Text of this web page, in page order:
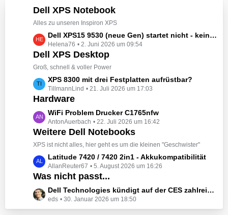
Dell XPS Notebook
Alles zu unseren Inspiron XPS
L
e
t
z
e
B
i
r
ä
g
e
Dell XPS15 9530 (neue Gen) startet nicht - kein booten, kein Licht - nichts tut sich - hat jemand eine Idee wie man ihn zum Leben erwecken könnte?
Helena76 2. Juni 2026 um 09:54
Dell XPS Desktop
Groß, schnell & voller Power
L
e
t
z
t
e
B
i
r
ä
g
XPS 8300 mit drei Festplatten aufrüstbar?
TillmannLind 21. Juli 2026 um 17:03
Hardware
L
e
t
z
e
B
i
WiFi Problem Drucker C1765nfw
AntonAuerbach 22. Juli 2026 um 16:42
Weitere Dell Notebooks
XPS ist nicht alles, hier geht es um die kleinen "Geschwister"
L
e
t
z
t
e
Latitude 7420 / 7420 2in1 - Akkukompatibilität
AllanReuter67 5. August 2026 um 16:26
Was nicht passt...
L
e
t
Dell Technologies kündigt auf der CES zahlreiche Alienware-Neuheiten an
eds 30. Januar 2026 um 18:50